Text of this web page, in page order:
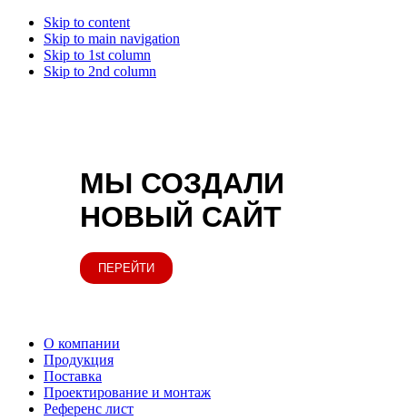
Skip to content
Skip to main navigation
Skip to 1st column
Skip to 2nd column
МЫ СОЗДАЛИ
НОВЫЙ САЙТ
ПЕРЕЙТИ
О компании
Продукция
Поставка
Проектирование и монтаж
Референс лист